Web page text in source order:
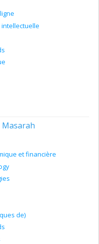
Masarah
et financière
de)